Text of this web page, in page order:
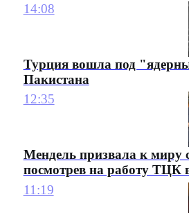
14:08
Турция вошла под
Пакистана
12:35
Мендель призвала к миру
посмотрев на работу ТЦК
11:19